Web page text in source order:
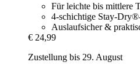
Für leichte bis mittlere
4-schichtige Stay-
Auslaufsicher &
€ 24,99
Zustellung bis 29. August